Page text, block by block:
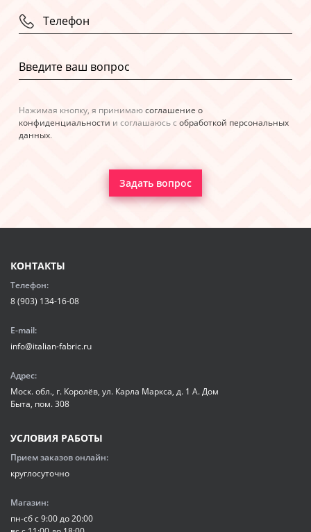
Нажимая кнопку, я принимаюсоглашение о
конфиденциальности и соглашаюсь с обработкой персональных
данных.
Задать вопрос
КОНТАКТЫ
Телефон:
8 (903) 134-16-08
E-mail:
info@italian-fabric.ru
Адрес:
Моск. обл., г. Королёв, ул. Карла Маркса, д. 1 А. Дом
Быта, пом. 308
УСЛОВИЯ РАБОТЫ
Прием заказов онлайн:
круглосуточно
Магазин:
пн-сб с 9:00 до 20:00